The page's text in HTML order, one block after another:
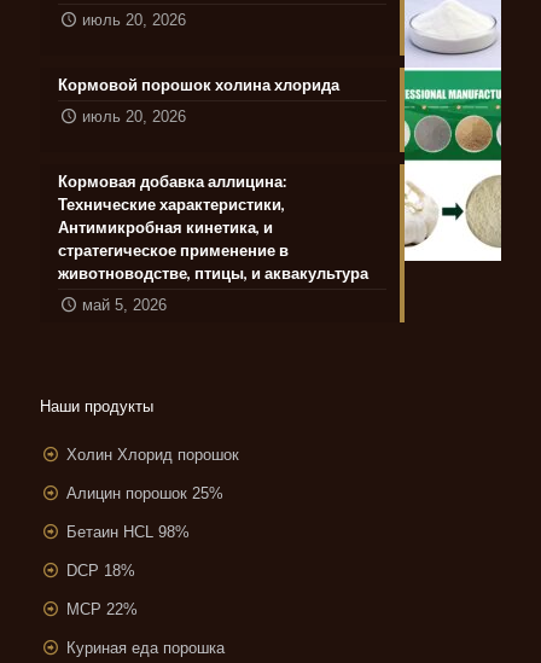
июль 20, 2026
Кормовой порошок холина хлорида
июль 20, 2026
Кормовая добавка аллицина:
Технические характеристики,
Антимикробная кинетика, и
стратегическое применение в
животноводстве, птицы, и аквакультура
май 5, 2026
Наши продукты
Холин Хлорид порошок
Алицин порошок 25%
Бетаин HCL 98%
DCP 18%
MCP 22%
Куриная еда порошка